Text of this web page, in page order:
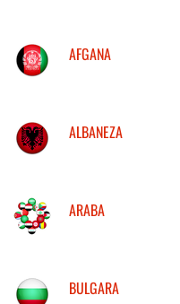
AFGANA
ALBANEZA
ARABA
BULGARA